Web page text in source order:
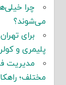
چرا
می‌شوند؟
برای
پلیمری و
مدیریت
مختلف؛